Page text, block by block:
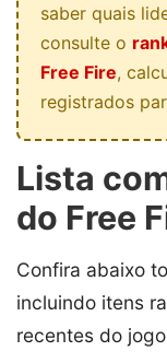
saber quais
consulte o
Free Fire,
registrados
Lista
do Free
Confira abaixo
incluindo itens
recentes do